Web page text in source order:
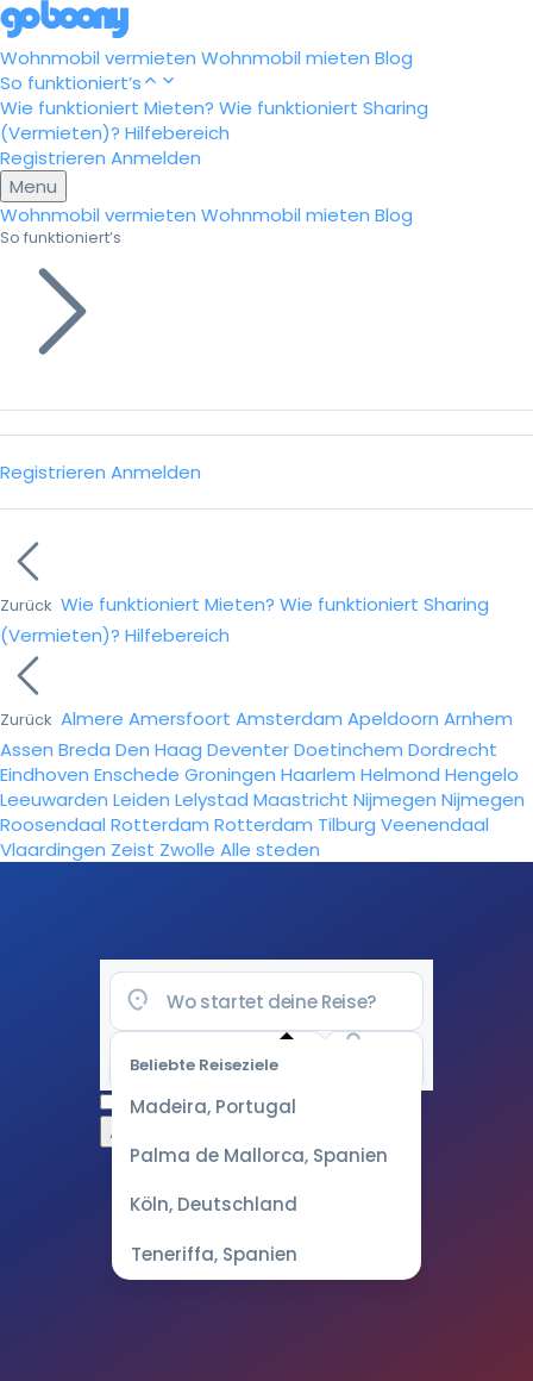
Wohnmobil vermieten Wohnmobil mieten Blog
So funktioniert’s
Wie funktioniert Mieten? Wie funktioniert Sharing
(Vermieten)? Hilfebereich
Registrieren Anmelden
Menu
Wohnmobil vermieten Wohnmobil mieten Blog
So funktioniert’s
Registrieren Anmelden
Zurück Wie funktioniert Mieten? Wie funktioniert Sharing
(Vermieten)? Hilfebereich
Zurück Almere Amersfoort Amsterdam Apeldoorn Arnhem
Assen Breda Den Haag DeventerDoetinchem Dordrecht
Eindhoven Enschede Groningen Haarlem Helmond Hengelo
Leeuwarden Leiden Lelystad Maastricht Nijmegen Nijmegen
Roosendaal Rotterdam Rotterdam Tilburg Veenendaal
Vlaardingen Zeist Zwolle Alle steden
Beliebte Reiseziele
Madeira, Portugal
Palma de Mallorca, Spanien
Köln, Deutschland
Teneriffa, Spanien
ein
für die
Preise